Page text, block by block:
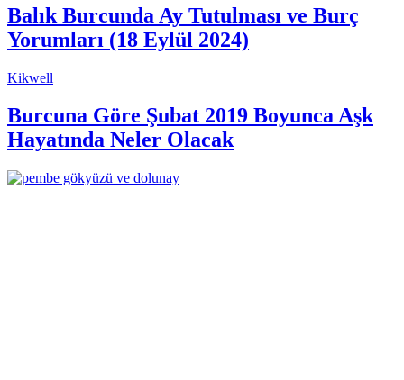
Balık Burcunda Ay Tutulması ve Burç
Yorumları (18 Eylül 2024)
Kikwell
Burcuna Göre Şubat 2019 Boyunca Aşk
Hayatında Neler Olacak